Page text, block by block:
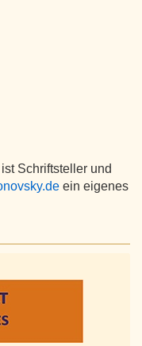
Schriftsteller und
ein eigenes